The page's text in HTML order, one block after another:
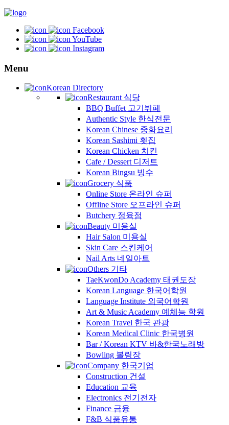
Facebook
YouTube
Instagram
Menu
Korean Directory
Restaurant 식당
BBQ Buffet 고기뷔페
Authentic Style 한식전문
Korean Chinese 중화요리
Korean Sashimi 횟집
Korean Chicken 치킨
Cafe / Dessert 디저트
Korean Bingsu 빙수
Grocery 식품
Online Store 온라인 슈퍼
Offline Store 오프라인 슈퍼
Butchery 정육점
Beauty 미용실
Hair Salon 미용실
Skin Care 스킨케어
Nail Arts 네일아트
Others 기타
TaeKwonDo Academy 태권도장
Korean Language 한국어학원
Language Institute 외국어학원
Art & Music Academy 예체능 학원
Korean Travel 한국 관광
Korean Medical Clinic 한국병원
Bar / Korean KTV 바&한국노래방
Bowling 볼링장
Company 한국기업
Construction 건설
Education 교육
Electronics 전기전자
Finance 금융
F&B 식품유통